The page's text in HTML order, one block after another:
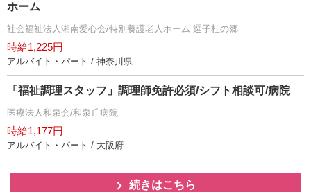
ホーム
社会福祉法人湘南愛心会/特別養護老人ホーム 逗子杜の郷
時給1,225円
アルバイト・パート / 神奈川県
「福祉調理スタッフ」調理師免許必須/シフト相談可/病院
医療法人和泉会/和泉丘病院
時給1,177円
アルバイト・パート / 大阪府
続きはこちら